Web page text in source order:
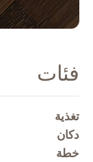
فئات
تغذية
دكان
خطة